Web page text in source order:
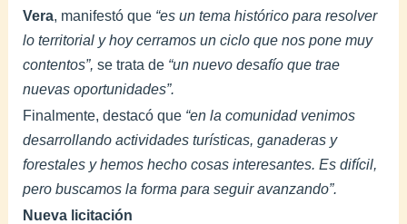
Vera, manifestó que “es un tema histórico para resolver
lo territorial y hoy cerramos un ciclo que nos pone muy
contentos”, se trata de “un nuevo desafío que trae
nuevas oportunidades”.
Finalmente, destacó que “en la comunidad venimos
desarrollando actividades turísticas, ganaderas y
forestales y hemos hecho cosas interesantes. Es difícil,
pero buscamos la forma para seguir avanzando”.
Nueva licitación